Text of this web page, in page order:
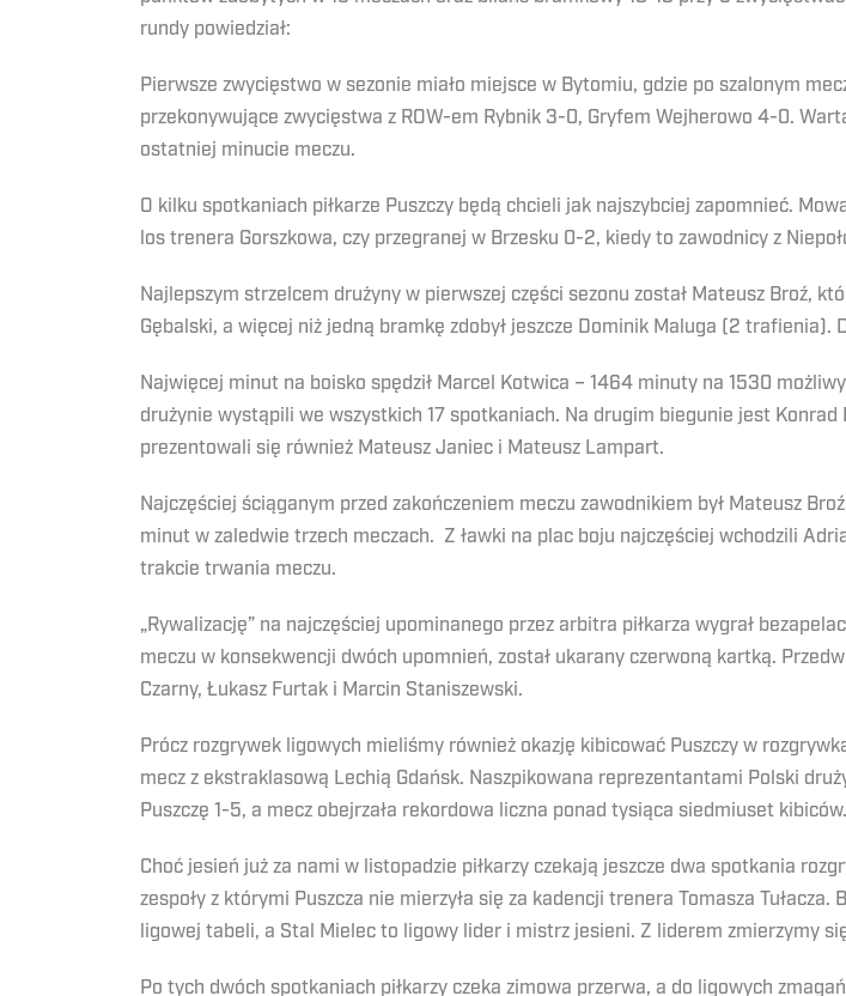
rundy powiedział:
Pierwsze zwycięstwo w sezonie miało miejsce w Bytomiu, gdzie po szalonym
przekonywujące zwycięstwa z ROW-em Rybnik 3-0, Gryfem Wejherowo 4-0.
ostatniej minucie meczu.
O kilku spotkaniach piłkarze Puszczy będą chcieli jak najszybciej zapomnieć.
los trenera Gorszkowa, czy przegranej w Brzesku 0-2, kiedy to zawodnicy z
Najlepszym strzelcem drużyny w pierwszej części sezonu został Mateusz Broź,
Gębalski, a więcej niż jedną bramkę zdobył jeszcze Dominik Maluga (2 trafienia).
Najwięcej minut na boisko spędził Marcel Kotwica – 1464 minuty na 1530
drużynie wystąpili we wszystkich 17 spotkaniach. Na drugim biegunie jest
prezentowali się również Mateusz Janiec i Mateusz Lampart.
Najczęściej ściąganym przed zakończeniem meczu zawodnikiem był Mateusz
minut w zaledwie trzech meczach. Z ławki na plac boju najczęściej wchodzili
trakcie trwania meczu.
„Rywalizację” na najczęściej upominanego przez arbitra piłkarza wygrał
meczu w konsekwencji dwóch upomnień, został ukarany czerwoną kartką.
Czarny, Łukasz Furtak i Marcin Staniszewski.
Prócz rozgrywek ligowych mieliśmy również okazję kibicować Puszczy w
mecz z ekstraklasową Lechią Gdańsk. Naszpikowana reprezentantami Polski
Puszczę 1-5, a mecz obejrzała rekordowa liczna ponad tysiąca siedmiuset kibiców.
Choć jesień już za nami w listopadzie piłkarzy czekają jeszcze dwa spotkania
zespoły z którymi Puszcza nie mierzyła się za kadencji trenera Tomasza
ligowej tabeli, a Stal Mielec to ligowy lider i mistrz jesieni. Z liderem zmierzymy
Po tych dwóch spotkaniach piłkarzy czeka zimowa przerwa, a do ligowych